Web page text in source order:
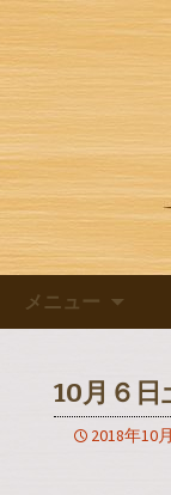
豊田市
豊田市浄
メニュー
10月６
2018年10